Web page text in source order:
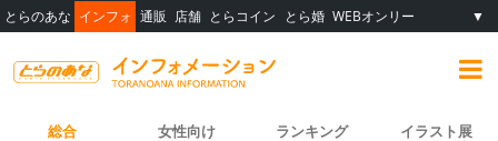
とらのあな インフォ 通販 店舗 とらコイン とら婚 WEBオンリー ▼
総合 女性向け ランキング イラスト展